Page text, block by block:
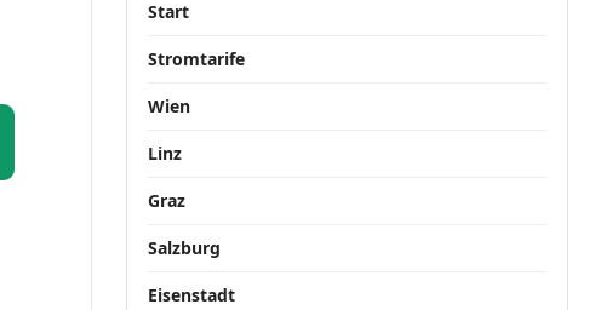
Start
Stromtarife
Wien
Linz
Graz
Salzburg
Eisenstadt